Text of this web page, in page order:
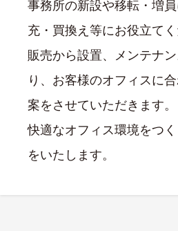
事務所の新設や移転・増
充・買換え等にお役立てく
販売から設置、メンテナ
り、お客様のオフィスに
案をさせていただきます。
快適なオフィス環境をつ
をいたします。